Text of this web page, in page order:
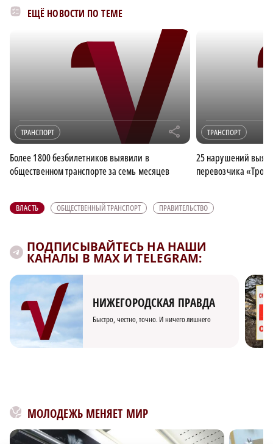
ЕЩЁ НОВОСТИ ПО ТЕМЕ
ТРАНСПОРТ r
Более 1800 безбилетников выявили в
общественном транспорте за семь месяцев
ТРАНСПОРТ
25 нарушений
перевозчика
ВЛАСТЬ ОБЩЕСТВЕННЫЙ ТРАНСПОРТ ПРАВИТЕЛЬСТВО
ПОДПИСЫВАЙТЕСЬ НА НАШИ
КАНАЛЫ В MAX И TELEGRAM:
НИЖЕГОРОДСКАЯ ПРАВДА
Быстро, честно, точно. И ничего лишнего
МОЛОДЕЖЬ МЕНЯЕТ МИР